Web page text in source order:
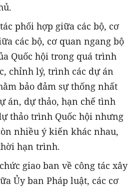
phối hợp giữa các bộ, cơ
các bộ, cơ quan ngang bộ
Quốc hội trong quá trình
chỉnh lý, trình các dự án
bảo đảm sự thống nhất
án, dự thảo, hạn chế tình
thảo trình Quốc hội nhưng
nhiều ý kiến khác nhau,
hạn trình.
giao ban về công tác xây
Ủy ban Pháp luật, các cơ